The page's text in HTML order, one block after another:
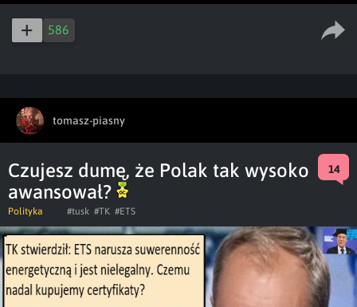
586
tomasz-piasny
Czujesz dumę, że Polak tak wysoko
awansował?
14
Polityka #tusk #TK #ETS